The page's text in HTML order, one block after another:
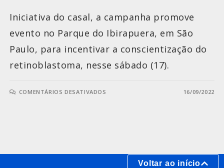
Iniciativa do casal, a campanha promove
evento no Parque do Ibirapuera, em São
Paulo, para incentivar a conscientização do
retinoblastoma, nesse sábado (17).
COMENTÁRIOS DESATIVADOS 16/09/2022
Voltar ao início